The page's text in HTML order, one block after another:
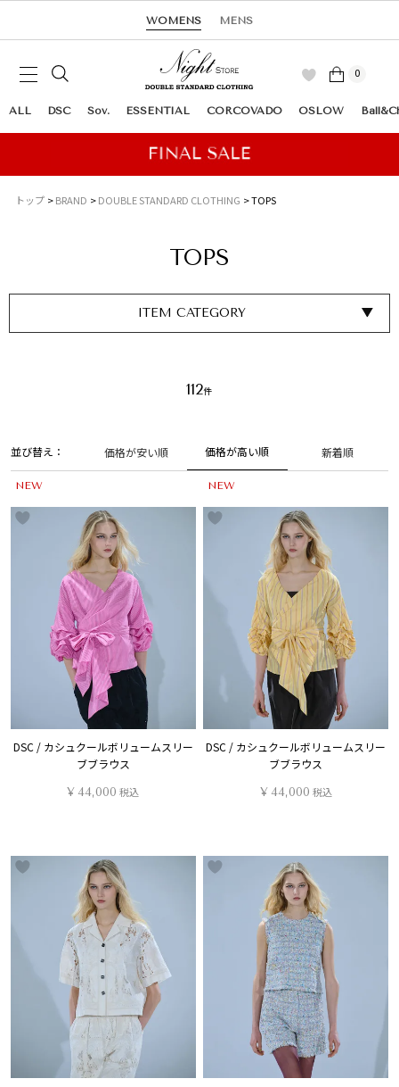
WOMENS MENS
0
ALL DSC Sov. ESSENTIAL CORCOVADO OSLOW
トップ BRAND DOUBLE STANDARD CLOTHING TOPS
TOPS
ITEM CATEGORY
並び替え 価格が安い順 価格が高い順 新着順
112
NEW
DSC / カシュクールボリュームスリー
ブブラウス
¥ 44,000 税込
NEW
DSC / カシュクールボリュームスリー
ブブラウス
¥ 44,000 税込